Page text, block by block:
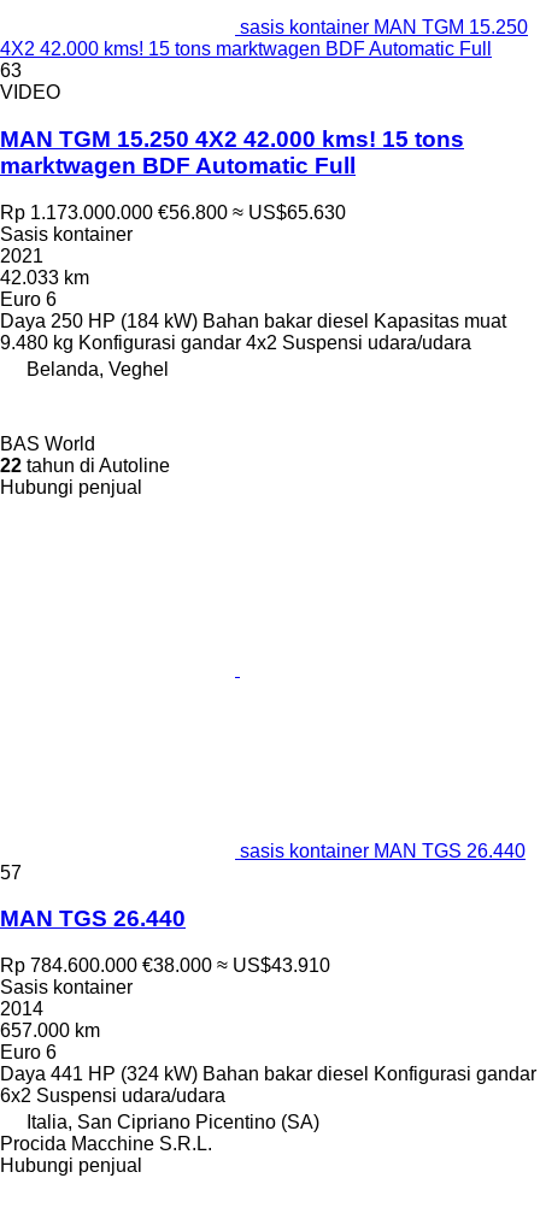
sasis kontainer MAN TGM 15.250
4X2 42.000 kms! 15 tons marktwagen BDF Automatic Full
63
VIDEO
MAN TGM 15.250 4X2 42.000 kms! 15 tons
marktwagen BDF Automatic Full
Rp 1.173.000.000 €56.800 ≈ US$65.630
Sasis kontainer
2021
42.033 km
Euro 6
Daya 250 HP (184 kW) Bahan bakar diesel Kapasitas muat
9.480 kg Konfigurasi gandar 4x2 Suspensi udara/udara
Belanda, Veghel
BAS World
22 tahun di Autoline
Hubungi penjual
sasis kontainer MAN TGS 26.440
57
MAN TGS 26.440
Rp 784.600.000 €38.000 ≈ US$43.910
Sasis kontainer
2014
657.000 km
Euro 6
Daya 441 HP (324 kW) Bahan bakar diesel Konfigurasi gandar
6x2 Suspensi udara/udara
Italia, San Cipriano Picentino (SA)
Procida Macchine S.R.L.
Hubungi penjual